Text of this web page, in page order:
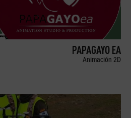
PAPAGAYO EA
Animación 2D